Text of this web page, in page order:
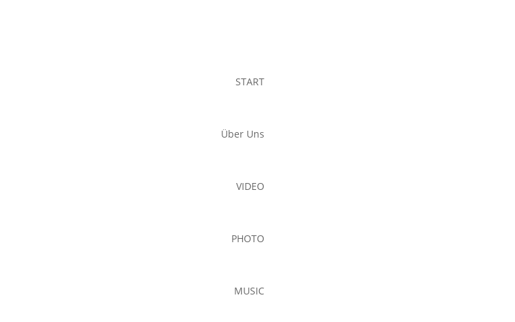
START
Über Uns
VIDEO
PHOTO
MUSIC